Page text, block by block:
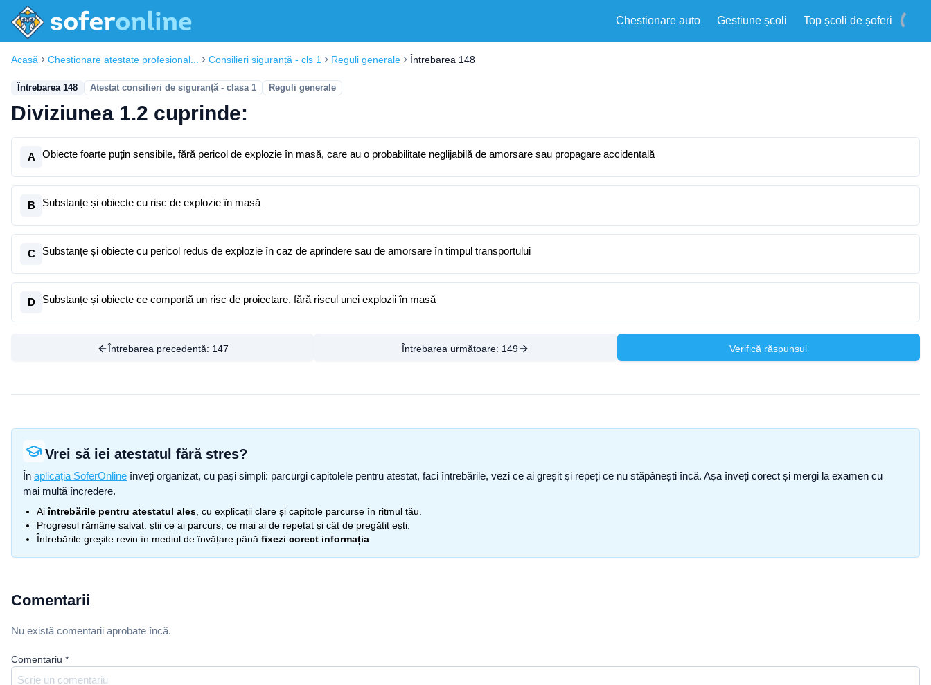
Chestionare auto Gestiune școli Top școli de șoferi
Acasă Chestionare atestate profesional... Consilieri siguranță - cls 1 Reguli generale Întrebarea 148
Întrebarea 148 Atestat consilieri de siguranță - clasa 1 Reguli generale
Diviziunea 1.2 cuprinde:
A Obiecte foarte puțin sensibile, fără pericol de explozie în masă, care au o probabilitate neglijabilă de amorsare sau propagare accidentală
B Substanțe și obiecte cu risc de explozie în masă
C Substanțe și obiecte cu pericol redus de explozie în caz de aprindere sau de amorsare în timpul transportului
D Substanțe și obiecte ce comportă un risc de proiectare, fără riscul unei explozii în masă
Întrebarea precedentă: 147 Întrebarea următoare: 149 Verifică răspunsul
Vrei să iei atestatul fără stres?
În aplicația SoferOnline înveți organizat, cu pași simpli: parcurgi capitolele pentru atestat, faci întrebările, vezi ce ai greșit și repeți ce nu stăpânești încă. Așa înveți corect și mergi la examen cu
mai multă încredere.
Aiîntrebările pentru atestatul ales , cu explicații clare și capitole parcurse în ritmul tău.
Progresul rămâne salvat: știi ce ai parcurs, ce mai ai de repetat și cât de pregătit ești.
Întrebările greșite revin în mediul de învățare până fixezi corect informația
Comentarii
Nu există comentarii aprobate încă.
Comentariu *